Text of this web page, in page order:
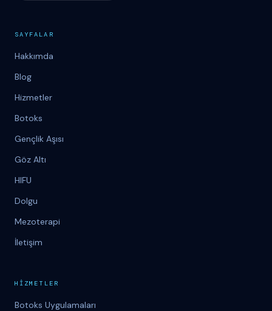
SAYFALAR
Hakkımda
Blog
Hizmetler
Botoks
Gençlik Aşısı
Göz Altı
HIFU
Dolgu
Mezoterapi
İletişim
H İ ZMETLER
Botoks Uygulamaları